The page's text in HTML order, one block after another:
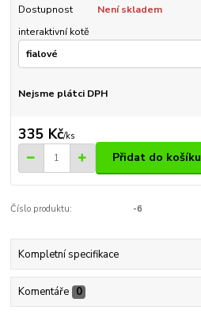
Dostupnost
Není skladem
interaktivní kotě
Nejsme plátci DPH
335 Kč/ks
Přidat do košíku
Číslo produktu: -6
Kompletní specifikace
Komentáře 0